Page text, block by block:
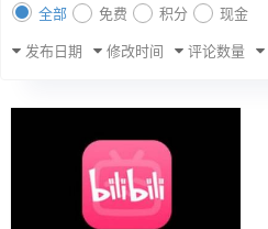
全部 免费 积分 现金
发布日期 修改时间 评论数量